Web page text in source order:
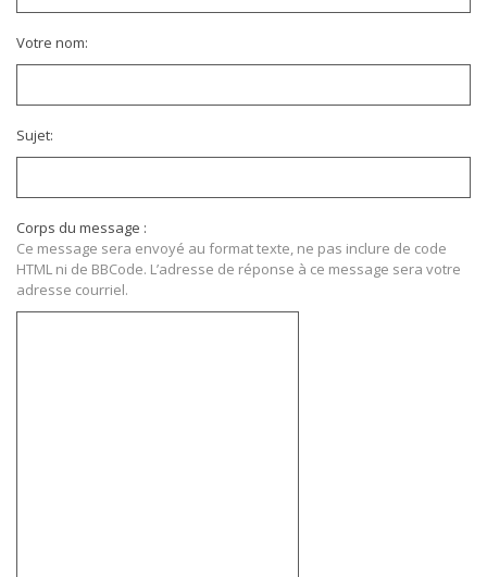
Votre nom:
Sujet:
Corps du message :
Ce message sera envoyé au format texte, ne pas inclure de code
HTML ni de BBCode. L’adresse de réponse à ce message sera votre
adresse courriel.